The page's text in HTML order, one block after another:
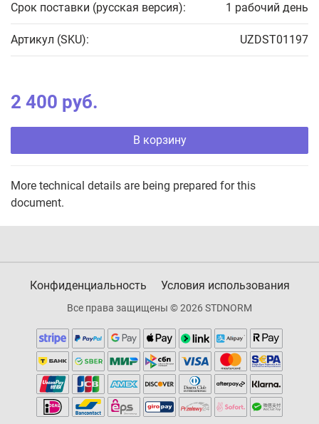
Срок поставки (русская версия): 1 рабочий день
Артикул (SKU): UZDST01197
2 400 руб.
В корзину
More technical details are being prepared for this
document.
Конфиденциальность Условия использования
Все права защищены © 2026 STDNORM